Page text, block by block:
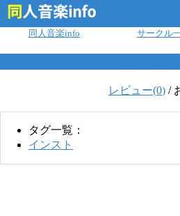
同人音楽info サークル
レビュー(0) /
タグ一覧：
インスト